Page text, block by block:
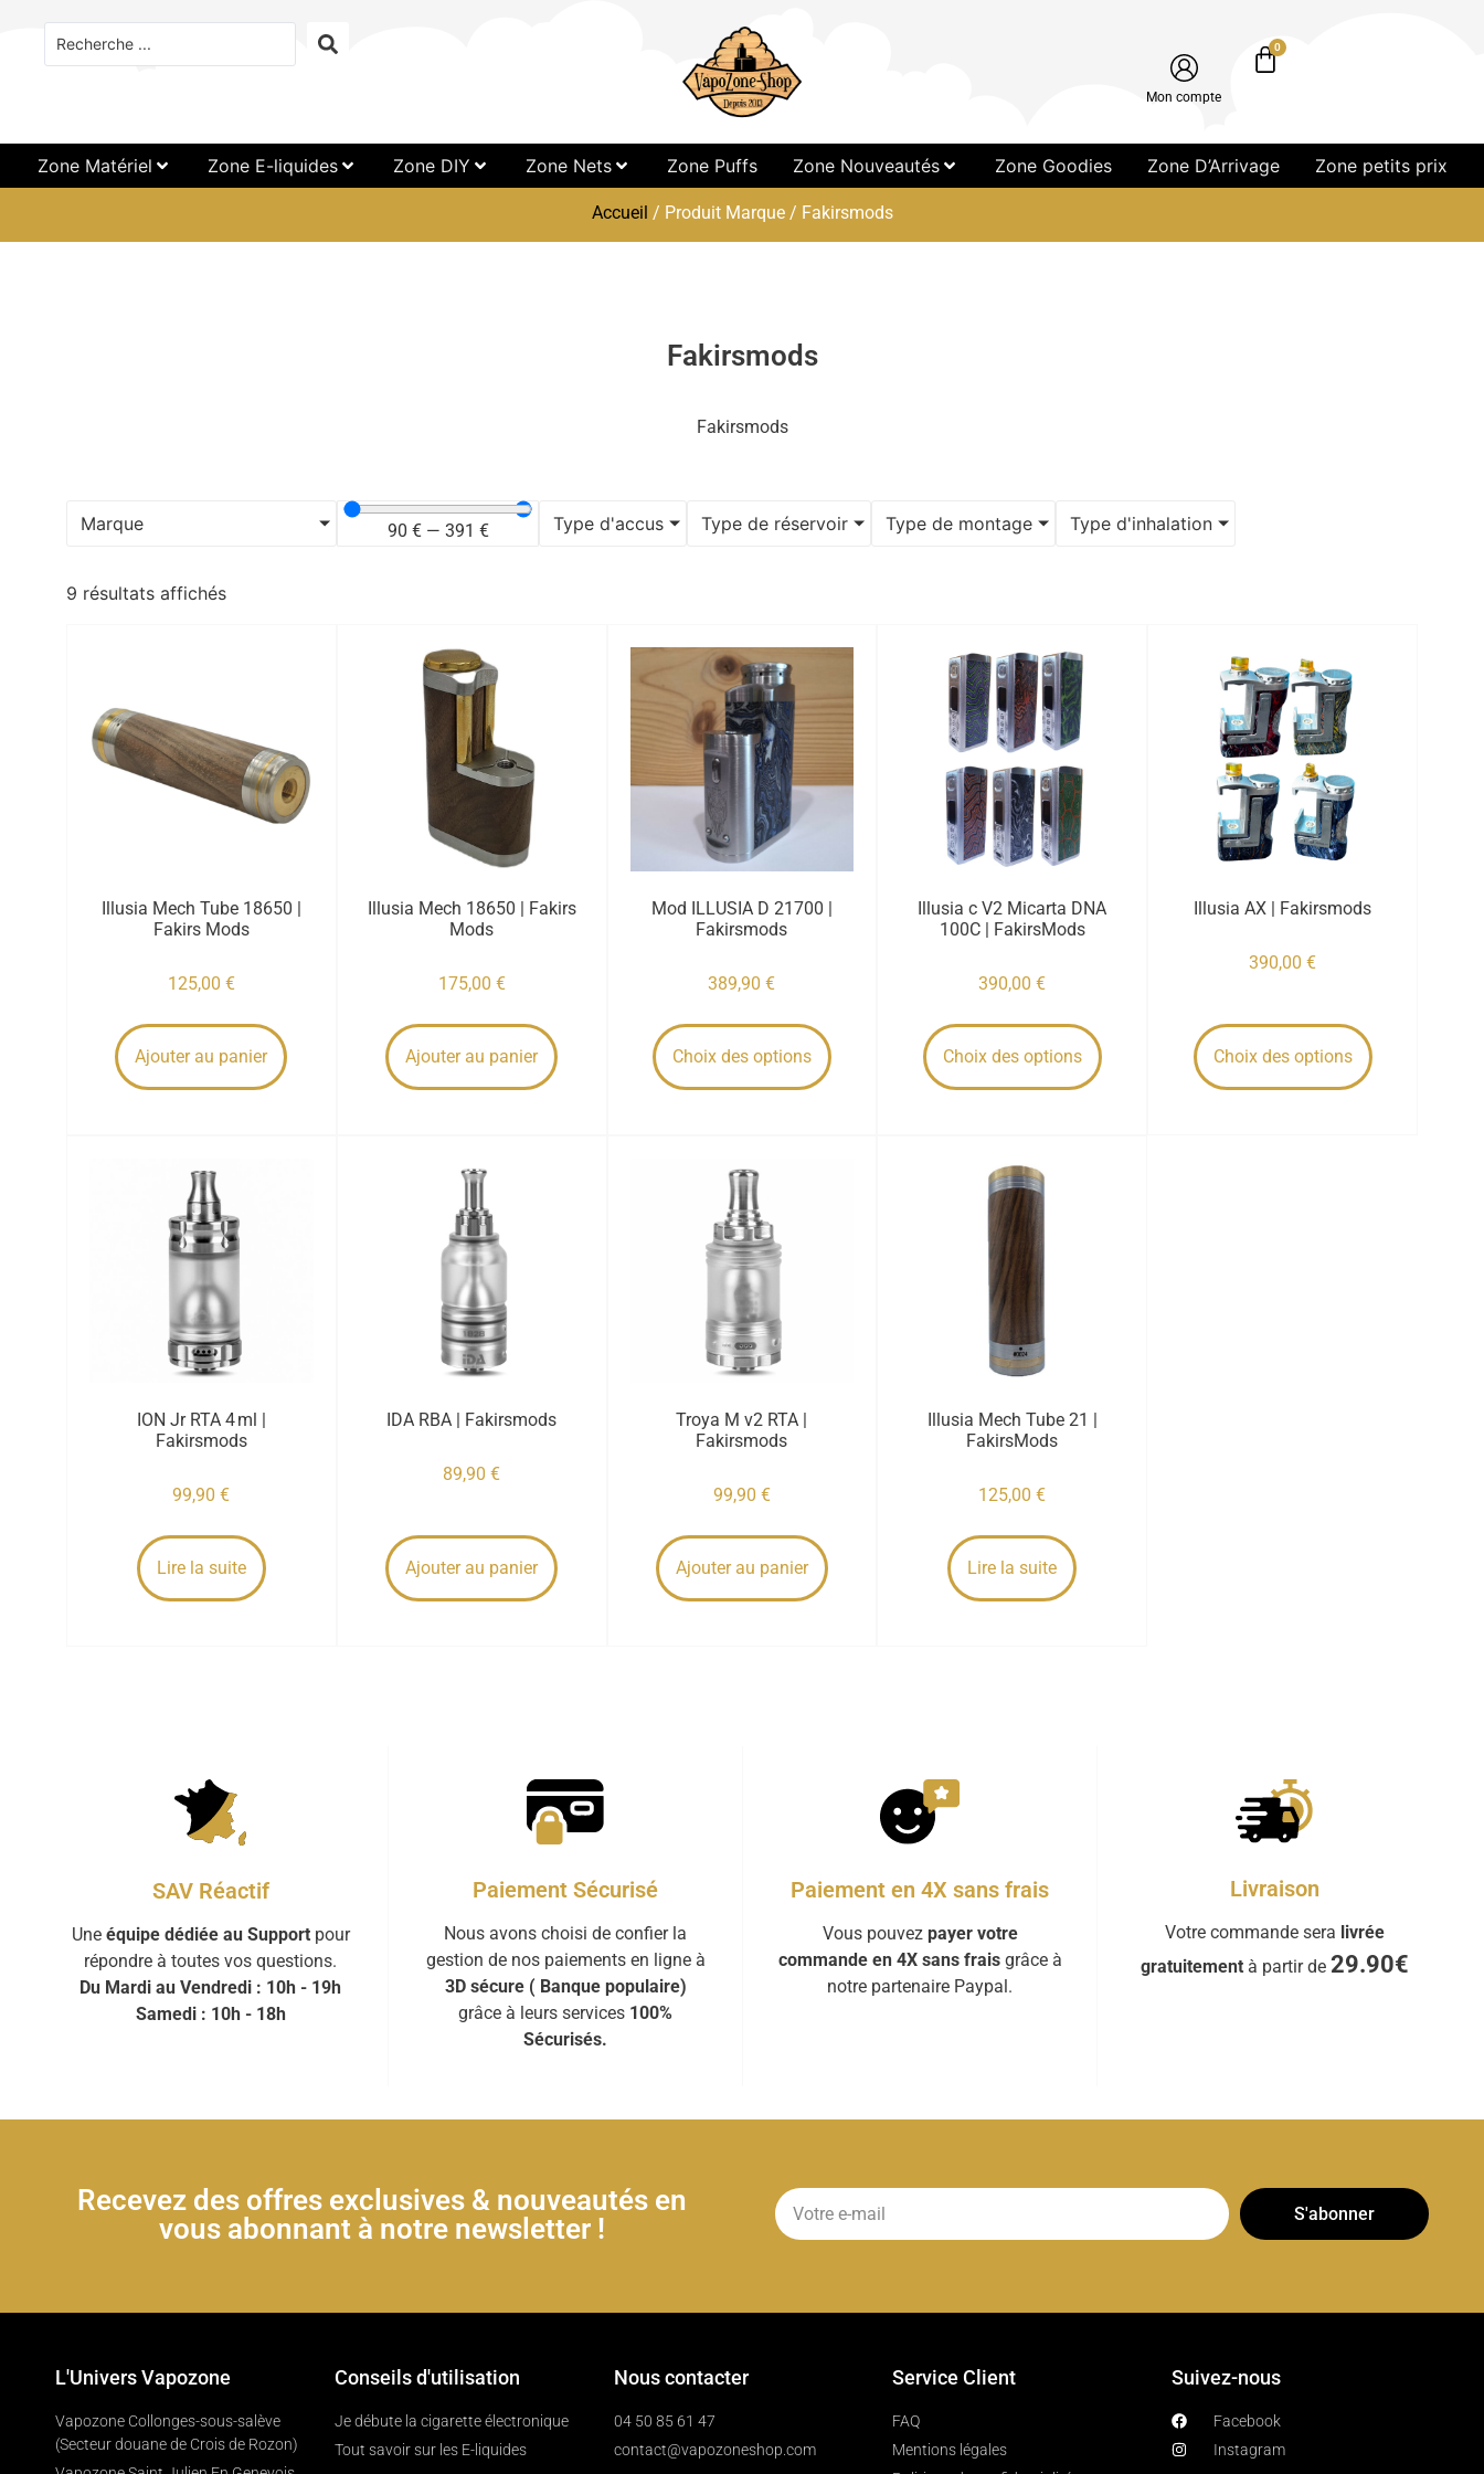
Mon compte
0
Zone Matériel Zone E-liquides Zone DIY Zone Nets Zone Puffs Zone Nouveautés Zone Goodies Zone D’Arrivage Zone petits prix
Accueil / Produit Marque / Fakirsmods
Fakirsmods
Fakirsmods
Marque 90 €— 391 € Type d'accus Type de réservoir Type de montage Type d'inhalation
9 résultats affichés
Illusia Mech Tube 18650 |
Fakirs Mods
125,00 €
Ajouter au panier
Illusia Mech 18650 | Fakirs
Mods
175,00 €
Ajouter au panier
Mod ILLUSIA D 21700 |
Fakirsmods
389,90€
Choix des options
Illusia c V2 Micarta DNA
100C | FakirsMods
390,00€
Choix des options
Illusia AX | Fakirsmods
390,00€
Choix des options
ION Jr RTA 4 ml |
Fakirsmods
99,90€
Lire la suite
IDA RBA | Fakirsmods
89,90€
Ajouter au panier
Troya M v2 RTA |
Fakirsmods
99,90 €
Ajouter au panier
Illusia Mech Tube 21 |
FakirsMods
125,00€
Lire la suite
SAV Réactif
Une équipe dédiée au Supportpour
répondre à toutes vos questions.
Du Mardi au Vendredi : 10h - 19h
Samedi : 10h - 18h
Paiement Sécurisé
Nous avons choisi de confier la
gestion de nos paiements en ligne à
3D sécure ( Banque populaire)
grâce à leurs services 100%
Sécurisés.
Paiement en 4X sans frais
Vous pouvez payer votre
commande en 4X sans fraisgrâce à
notre partenaire Paypal.
Livraison
Votre commande sera livrée
gratuitementà partir de 29.90€
Recevez des offres exclusives & nouveautés en
vous abonnant à notre newsletter !
S'abonner
L'Univers Vapozone
Vapozone Collonges-sous-salève
(Secteur douane de Crois de Rozon)
Conseils d'utilisation
Je débute la cigarette électronique
Tout savoir sur les E-liquides
Nous contacter
04 50 85 61 47
contact@vapozoneshop.com
Service Client
FAQ
Mentions légales
Suivez-nous
Facebook
Instagram